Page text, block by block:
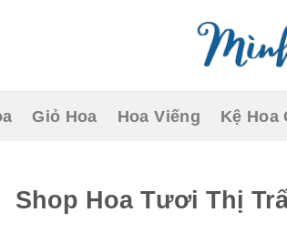
Giỏ Hoa Hoa Viếng Kệ Hoa
Shop Hoa Tươi Thị